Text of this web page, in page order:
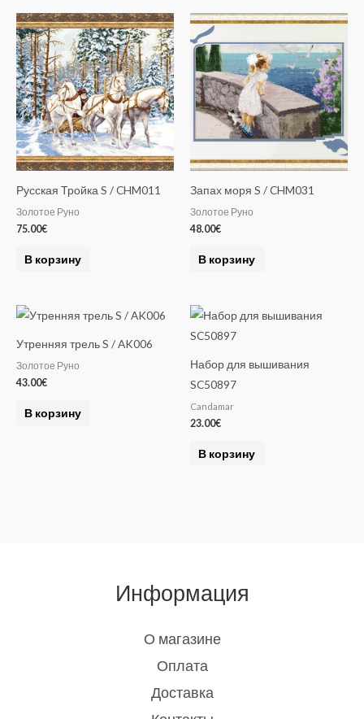
n
a
t
i
v
e
:
Русская Тройка S / CHM011
Золотое Руно
75.00€
В корзину
Запах моря S / CHM031
Золотое Руно
48.00€
В корзину
Утренняя трель S / AK006
Золотое Руно
43.00€
В корзину
Набор для вышивания
SC50897
Candamar
23.00€
В корзину
Информация
О магазине
Оплата
Доставка